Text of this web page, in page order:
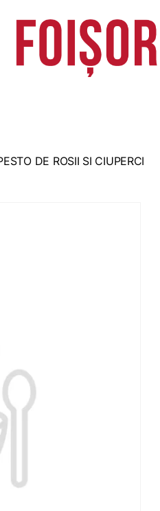
DE ROSII SI CIUPERCI